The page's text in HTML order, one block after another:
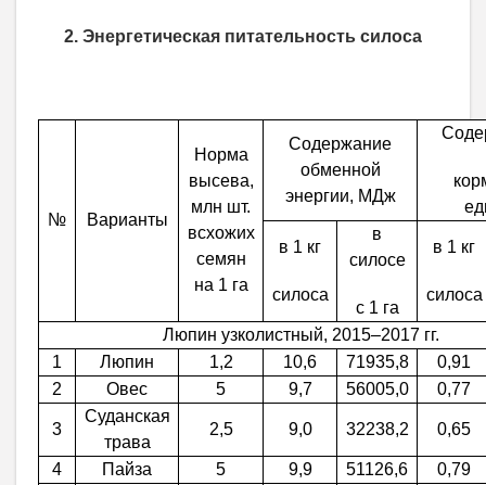
2. Энергетическая питательность силоса
№ Варианты
Норма
высева,
млн шт.
всхожих
семян
на 1 га
Содержание
обменной
энергии, МДж
в 1 кг
силоса
в
силосе
с 1 га
в 1 кг
силоса
Люпин узколистный, 2015–2017 гг.
1
Люпин 1,2 10,6 71935,8
0,91
2
Овес 5 9,7 56005,0 0,77
3
Суданская
трава
2,5 9,0 32238,2 0,65
4 Пайза 5 9,9 51126,6 0,79